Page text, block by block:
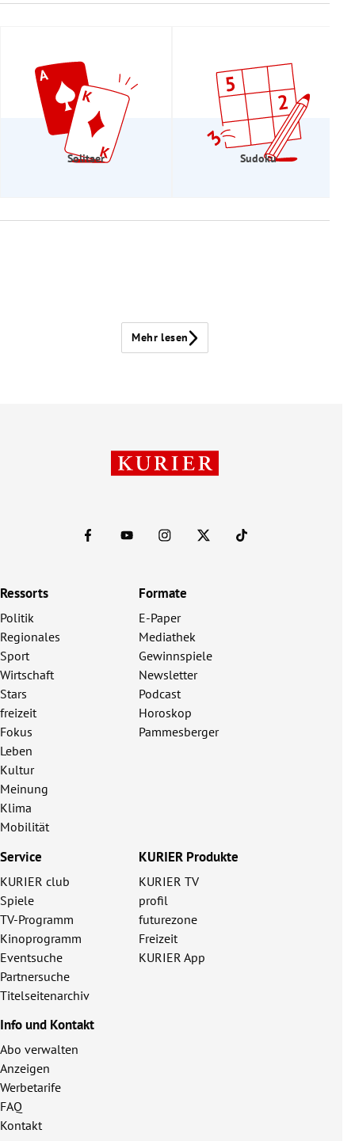
Solitaer Sudoku
Mehr lesen
Ressorts
Politik
Regionales
Sport
Wirtschaft
Stars
freizeit
Fokus
Leben
Kultur
Meinung
Klima
Mobilität
Formate
E-Paper
Mediathek
Gewinnspiele
Newsletter
Podcast
Horoskop
Pammesberger
Service
KURIER club
Spiele
TV-Programm
Kinoprogramm
Eventsuche
Partnersuche
Titelseitenarchiv
KURIER Produkte
KURIER TV
profil
futurezone
Freizeit
KURIER App
Info und Kontakt
Abo verwalten
Anzeigen
Werbetarife
FAQ
Kontakt